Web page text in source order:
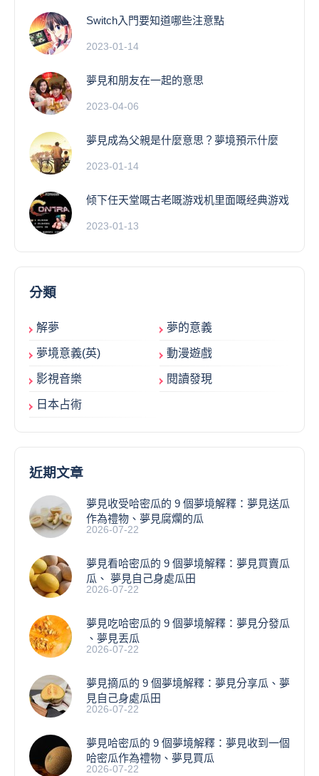
Switch入門要知道哪些注意點
2023-01-14
夢見和朋友在一起的意思
2023-04-06
夢見成為父親是什麼意思？夢境預示什麼
2023-01-14
倾下任天堂嘅古老嘅游戏机里面嘅经典游戏
2023-01-13
分類
解夢 夢的意義
夢境意義(英) 動漫遊戲
影視音樂 閱讀發現
日本占術
近期文章
夢見收受哈密瓜的 9 個夢境解釋：夢見送瓜
作為禮物、夢見腐爛的瓜
2026-07-22
夢見看哈密瓜的 9 個夢境解釋：夢見買賣瓜
瓜、 夢見自己身處瓜田
2026-07-22
夢見吃哈密瓜的 9 個夢境解釋：夢見分發瓜
、夢見丟瓜
2026-07-22
夢見摘瓜的 9 個夢境解釋：夢見分享瓜、夢
見自己身處瓜田
2026-07-22
夢見哈密瓜的 9 個夢境解釋：夢見收到一個
哈密瓜作為禮物、夢見買瓜
2026-07-22